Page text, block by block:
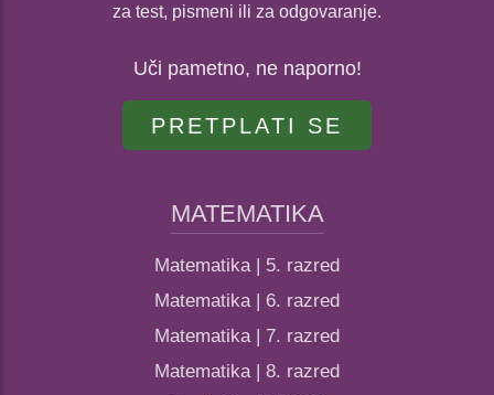
za test, pismeni ili za odgovaranje.
Uči pametno, ne naporno!
PRETPLATI SE
MATEMATIKA
Matematika | 5. razred
Matematika | 6. razred
Matematika | 7. razred
Matematika | 8. razred